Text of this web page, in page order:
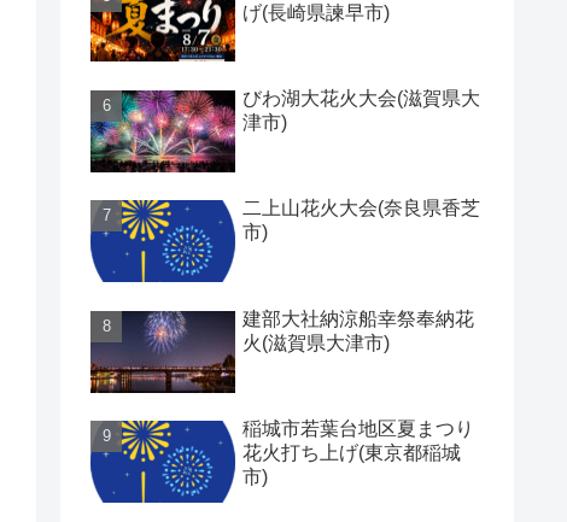
げ(長崎県諫早市)
びわ湖大花火大会(滋賀県大
津市)
二上山花火大会(奈良県香芝
市)
建部大社納涼船幸祭奉納花
火(滋賀県大津市)
稲城市若葉台地区夏まつり
花火打ち上げ(東京都稲城
市)